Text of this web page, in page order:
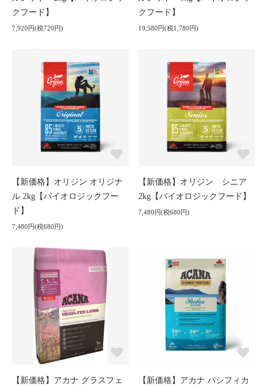
クフード】
7,920円(税720円)
クフード】
19,580円(税1,780円)
【新価格】オリジン オリジナ
ル 2kg【バイオロジックフー
ド】
7,480円(税680円)
【新価格】オリジン シニア
2kg【バイオロジックフード】
7,480円(税680円)
【新価格】アカナ グラスフェ
【新価格】アカナ パシフィカ